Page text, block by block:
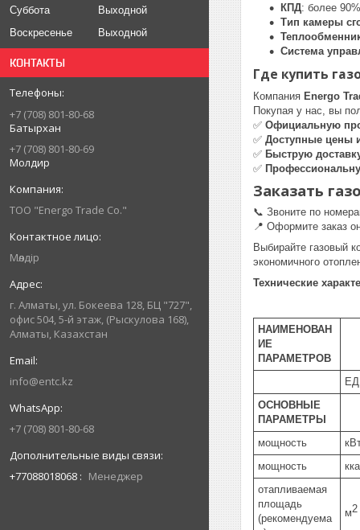
Суббота
Выходной
Воскресенье
Выходной
КОНТАКТЫ
+7 (708) 801-80-68
Батырхан
+7 (708) 801-80-69
Молдир
ТОО "Energo Trade Co."
Мөлдір
г. Алматы, ул. Бокеева 128, БЦ "727",
офис 504, 5-й этаж, (Рыскулова 168),
Алматы, Казахстан
info@entc.kz
+7 (708) 801-80-68
+77088018068 Менеджер
КПД: более 90%
Тип камеры
Система
Где купить
Компания Energo
Покупая у нас, вы
✅ Официальную
✅ Доступные цены
✅ Быструю
✅
Заказать
📞 Звоните по
📍 Оформите заказ
Выбирайте газовый
экономичного
Технические
НАИМЕНОВАН
ИЕ
ПАРАМЕТРОВ
ОСНОВНЫЕ
ПАРАМЕТРЫ
мощность
мощность
отапливаемая
площадь
(рекомендуема
м2